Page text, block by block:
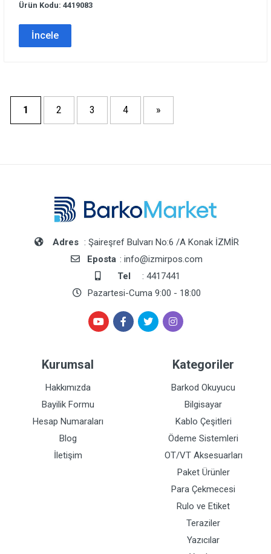
Ürün Kodu: 4419083
İncele
1 2 3 4 »
Adres : Şaireşref Bulvarı No:6 /A Konak İZMİR
Eposta : info@izmirpos.com
Tel
: 4417441
Pazartesi-Cuma 9:00 - 18:00
Kurumsal
Hakkımızda
Bayilik Formu
Hesap Numaraları
Blog
İletişim
Kategoriler
Barkod Okuyucu
Bilgisayar
Kablo Çeşitleri
Ödeme Sistemleri
OT/VT Aksesuarları
Paket Ürünler
Para Çekmecesi
Rulo ve Etiket
Teraziler
Yazıcılar